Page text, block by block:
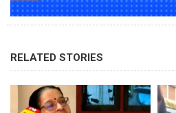
RELATED STORIES